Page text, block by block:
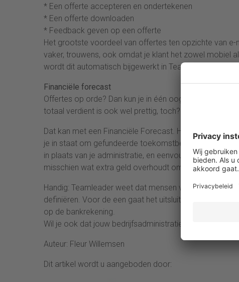
* Een offerte accepteren en ondertekenen
* Een offerte downloaden
* Feedback geven op een offerte
Het grootste voordeel van offertes ten opzichte van e-
vaker, trouwens, ook omdat je klant het zowel mobiel
wordt dit automatisch bijgewerkt in Teamleader. Zo kun
Financiële forecast
Offertes op orde? Dan kun je in één oogopslag zien
totaal verdient is ook wel prettig, toch? En de maanden
Dat kan met een Financiële Forecast. Hiermee krijg je
je in staat om gefundeerde toekomstbeslissingen te
in plaats van je administratie, en eenvoudig je
misschien wat extra geld overhoudt om te investeren
Handig: Teamleader weet dat mensen verschillende
definiëren. Voor de een gaat het uitsluitend om
op de bankrekening.
Wil je ook dat jouw bedrijfsadministratie voortaan op
Auteur: Fleur Willemsen
Dit artikel wordt u aangeboden door: